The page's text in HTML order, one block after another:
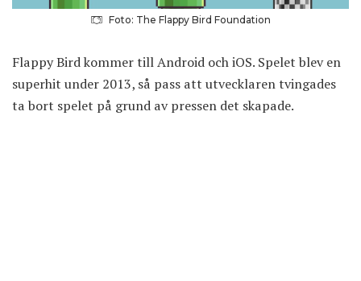
Foto: The Flappy Bird Foundation
Flappy Bird kommer till Android och iOS. Spelet blev en
superhit under 2013, så pass att utvecklaren tvingades
ta bort spelet på grund av pressen det skapade.